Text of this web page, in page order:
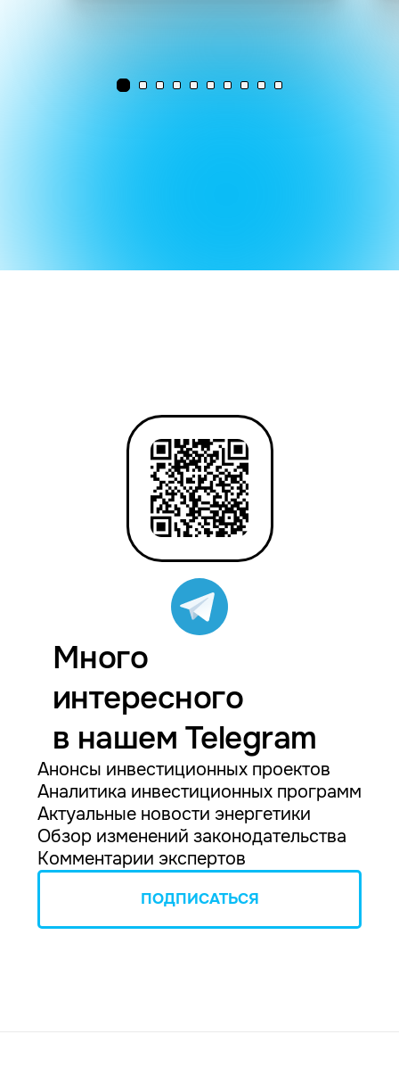
Много
интересного
в нашем Telegram
Анонсы инвестиционных проектов
Аналитика инвестиционных программ
Актуальные новости энергетики
Обзор изменений законодательства
Комментарии экспертов
ПОДПИСАТЬСЯ